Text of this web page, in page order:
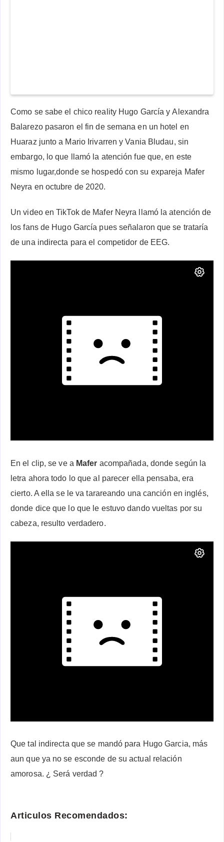
Como se sabe el chico reality Hugo García y Alexandra
Balarezo pasaron el fin de semana en un hotel en
Huaraz junto a Mario Irivarren y Vania Bludau, sin
embargo, lo que llamó la atención fue que, en este
mismo lugar,donde se hospedó con su expareja Mafer
Neyra en octubre de 2020.
Un video en TikTok de Mafer Neyra llamó la atención de
los fans de Hugo García pues señalaron que se trataría
de una indirecta para el competidor de EEG.
En el clip, se ve a Mafer acompañada, donde según la
letra ahora todo lo que al parecer ella pensaba, era
cierto. A ella se le va tarareando una canción en inglés,
donde dice que lo que le estuvo dando vueltas por su
cabeza, resulto verdadero.
Que tal indirecta que se mandó para Hugo Garcia, más
aun que ya no se esconde de su actual relación
amorosa. ¿ Será verdad ?
Articulos Recomendados: